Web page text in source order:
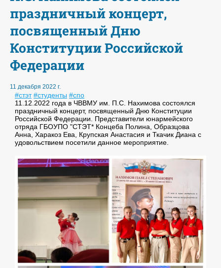
праздничный концерт,
посвященный Дню
Конституции Российской
Федерации
11 декабря 2022 г.
#стэт #студенты #спо
11.12.2022 года в ЧВВМУ им. П.С. Нахимова состоялся
праздничный концерт, посвященный Дню Конституции
Российской Федерации. Представители юнармейского
отряда ГБОУПО "СТЭТ* Концеба Полина, Образцова
Анна, Харакоз Ева, Крупская Анастасия и Ткачик Диана с
удовольствием посетили данное мероприятие.